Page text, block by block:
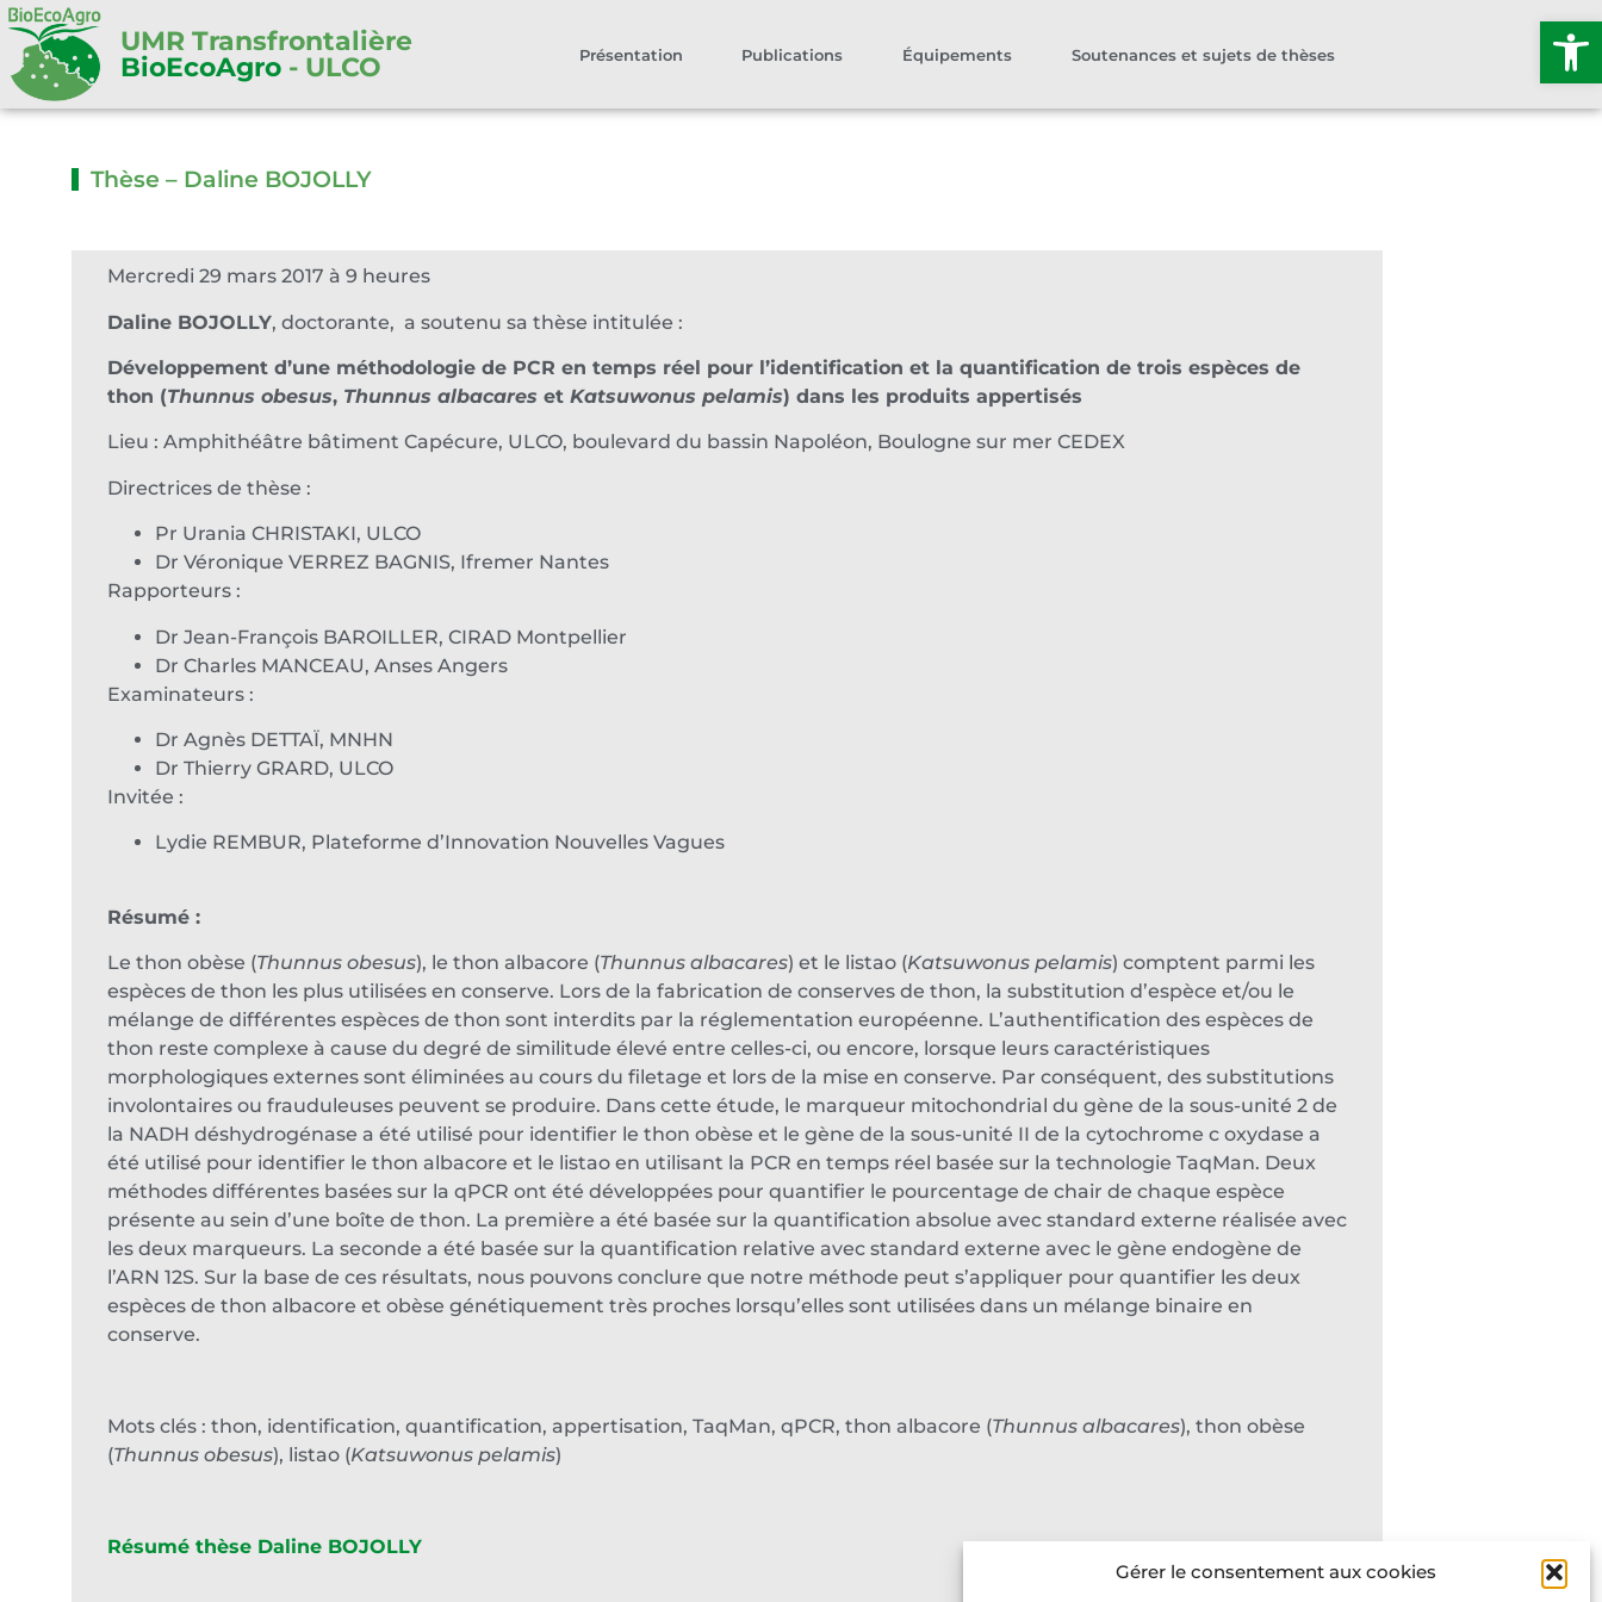
Ouvrir
Gérer le consentement aux cookies
UMR Transfrontalière
BioEcoAgro - ULCO Présentation Publications Équipements Soutenances et sujets de thèses
Thèse – Daline BOJOLLY
Mercredi 29 mars 2017 à 9 heures
Daline BOJOLLY, doctorante, a soutenu sa thèse intitulée :
Développement d’une méthodologie de PCR en temps réel pour l’identification et la quantification de trois espèces de
thon (Thunnus obesus, Thunnus albacares et Katsuwonus pelamis) dans les produits appertisés
Lieu : Amphithéâtre bâtiment Capécure, ULCO, boulevard du bassin Napoléon, Boulogne sur mer CEDEX
Directrices de thèse :
Pr Urania CHRISTAKI, ULCO
Dr Véronique VERREZ BAGNIS, Ifremer Nantes
Rapporteurs :
Dr Jean-François BAROILLER, CIRAD Montpellier
Dr Charles MANCEAU, Anses Angers
Examinateurs :
Dr Agnès DETTAÏ, MNHN
Dr Thierry GRARD, ULCO
Invitée :
Lydie REMBUR, Plateforme d’Innovation Nouvelles Vagues
Résumé :
Le thon obèse (Thunnus obesus), le thon albacore (Thunnus albacares) et le listao (Katsuwonus pelamis) comptent parmi les
espèces de thon les plus utilisées en conserve. Lors de la fabrication de conserves de thon, la substitution d’espèce et/ou le
mélange de différentes espèces de thon sont interdits par la réglementation européenne. L’authentification des espèces de
thon reste complexe à cause du degré de similitude élevé entre celles-ci, ou encore, lorsque leurs caractéristiques
morphologiques externes sont éliminées au cours du filetage et lors de la mise en conserve. Par conséquent, des substitutions
involontaires ou frauduleuses peuvent se produire. Dans cette étude, le marqueur mitochondrial du gène de la sous-unité 2 de
la NADH déshydrogénase a été utilisé pour identifier le thon obèse et le gène de la sous-unité II de la cytochrome c oxydase a
été utilisé pour identifier le thon albacore et le listao en utilisant la PCR en temps réel basée sur la technologie TaqMan. Deux
méthodes différentes basées sur la qPCR ont été développées pour quantifier le pourcentage de chair de chaque espèce
présente au sein d’une boîte de thon. La première a été basée sur la quantification absolue avec standard externe réalisée avec
les deux marqueurs. La seconde a été basée sur la quantification relative avec standard externe avec le gène endogène de
l’ARN 12S. Sur la base de ces résultats, nous pouvons conclure que notre méthode peut s’appliquer pour quantifier les deux
espèces de thon albacore et obèse génétiquement très proches lorsqu’elles sont utilisées dans un mélange binaire en
conserve.
Mots clés : thon, identification, quantification, appertisation, TaqMan, qPCR, thon albacore (Thunnus albacares), thon obèse
(Thunnus obesus), listao (Katsuwonus pelamis)
Résumé thèse Daline BOJOLLY